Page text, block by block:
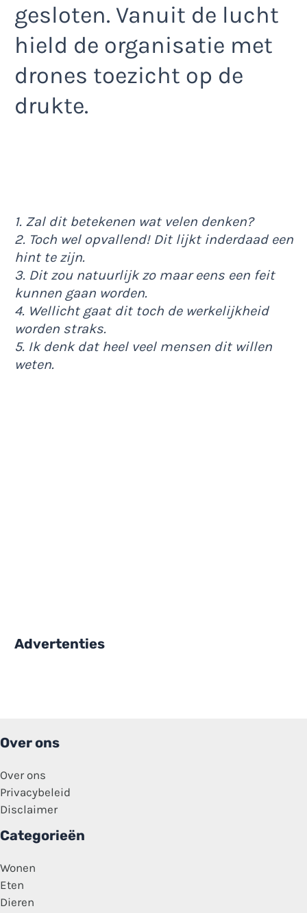
gesloten. Vanuit de lucht
hield de organisatie met
drones toezicht op de
drukte.
1. Zal dit betekenen wat velen denken?
2. Toch wel opvallend! Dit lijkt inderdaad een
hint te zijn.
3. Dit zou natuurlijk zo maar eens een feit
kunnen gaan worden.
4. Wellicht gaat dit toch de werkelijkheid
worden straks.
5. Ik denk dat heel veel mensen dit willen
weten.
Advertenties
Over ons
Over ons
Privacybeleid
Disclaimer
Categorieën
Wonen
Eten
Dieren